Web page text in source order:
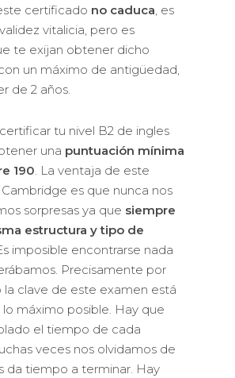
certificado no caduca, es
vitalicia, pero es
te exijan obtener dicho
un máximo de antigüedad,
de 2 años.
tu nivel B2 de ingles
una puntuación mínima
190. La ventaja de este
es que nunca nos
sorpresas ya que siempre
estructura y tipo de
imposible encontrarse nada
Precisamente por
clave de este examen está
máximo posible. Hay que
el tiempo de cada
veces nos olvidamos de
da tiempo a terminar. Hay